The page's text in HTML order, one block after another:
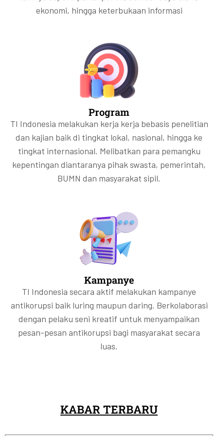
ekonomi, hingga keterbukaan informasi
Program
TI Indonesia melakukan kerja kerja bebasis penelitian
dan kajian baik di tingkat lokal, nasional, hingga ke
tingkat internasional. Melibatkan para pemangku
kepentingan diantaranya pihak swasta, pemerintah,
BUMN dan masyarakat sipil.
Kampanye
TI Indonesia secara aktif melakukan kampanye
antikorupsi baik luring maupun daring. Berkolaborasi
dengan pelaku seni kreatif untuk menyampaikan
pesan-pesan antikorupsi bagi masyarakat secara
luas.
KABAR TERBARU